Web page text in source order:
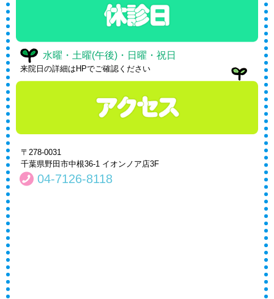
水曜・土曜(午後)・日曜・祝日
来院日の詳細はHPでご確認ください
〒278-0031
千葉県野田市中根36-1 イオンノア店3F
04-7126-8118